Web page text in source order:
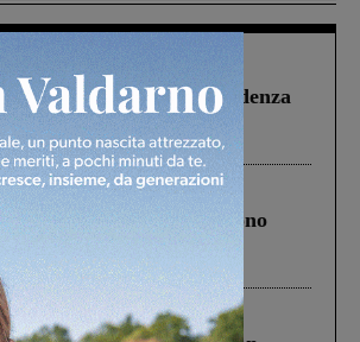
finanziata oltre la scadenza
di Fratelli d’Italia: “Un
al Governo”
2026
strage in A1 in cui morirono
e Franco. Lo schianto, il
ai sorpassi fra tir....
2026